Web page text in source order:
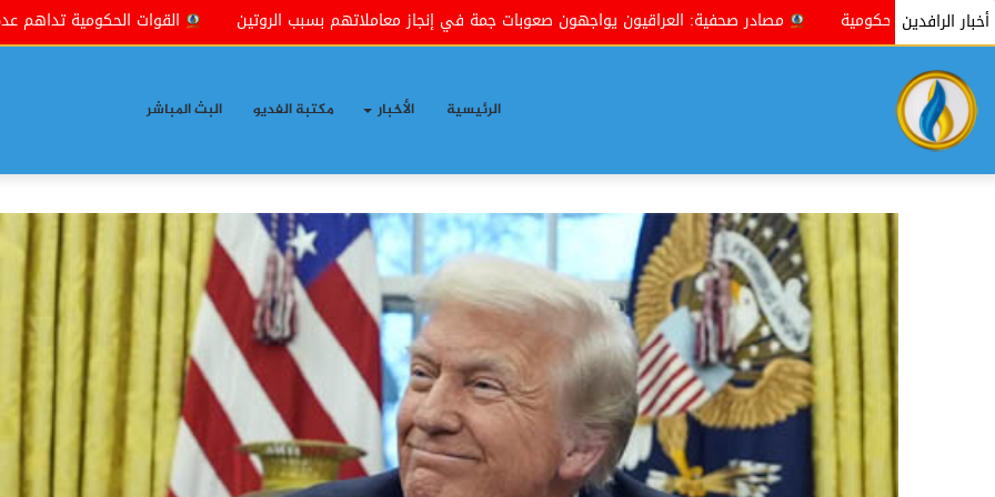
أخبار الرافدين
مصادر صحفية: العراقيون يواجهون صعوبات جمة في إنجاز معاملاتهم بسبب الروتين القوات الحكومية تداهم عدة مناطق شمال شرقي
الرئيسية الأخبار مكتبة الفديو البث المباشر